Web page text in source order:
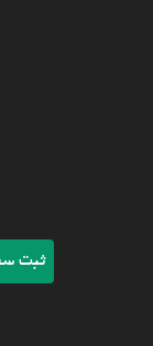
ثبت